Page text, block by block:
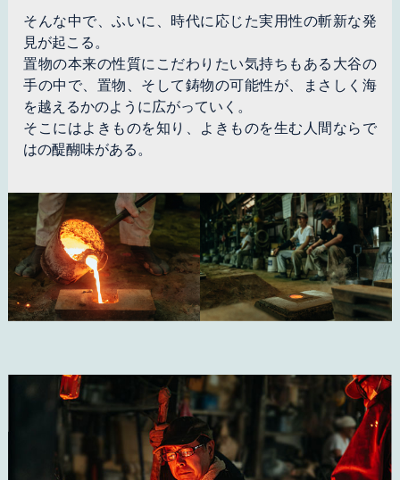
そんな中で、ふいに、時代に応じた実用性の斬新な発
見が起こる。
置物の本来の性質にこだわりたい気持ちもある大谷の
手の中で、置物、そして鋳物の可能性が、まさしく海
を越えるかのように広がっていく。
そこにはよきものを知り、よきものを生む人間ならで
はの醍醐味がある。